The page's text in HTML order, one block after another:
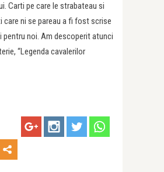
Carti pe care le strabateau si
care ni se pareau a fi fost scrise
pentru noi. Am descoperit atunci
“Legenda cavalerilor